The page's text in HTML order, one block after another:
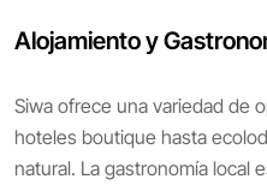
Alojamiento y
Siwa ofrece una variedad de
hoteles boutique hasta
natural. La gastronomía local